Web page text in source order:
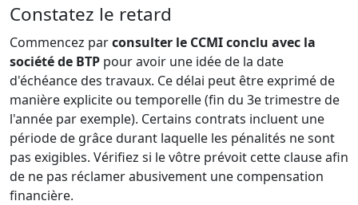
Constatez le retard
Commencez parconsulter le CCMI conclu avec la
société de BTP pour avoir une idée de la date
d'échéance des travaux. Ce délai peut être exprimé de
manière explicite ou temporelle (fin du 3e trimestre de
l'année par exemple). Certains contrats incluent une
période de grâce durant laquelle les pénalités ne sont
pas exigibles. Vérifiez si le vôtre prévoit cette clause afin
de ne pas réclamer abusivement une compensation
financière.